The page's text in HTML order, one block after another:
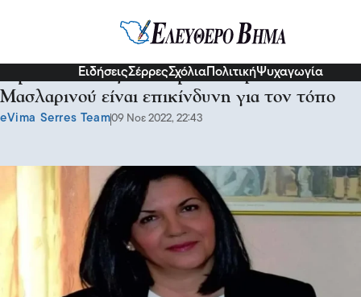
ΕιδήσειςΣέρρεςΣχόλια ΠολιτικήΨυχαγωγία
Τιμοθέα Ρακιτζή:Η δημοτική αρχή του κ.
Μασλαρινού είναι επικίνδυνη για τον τόπο
eVima Serres Team09 Νοε 2022, 22:43